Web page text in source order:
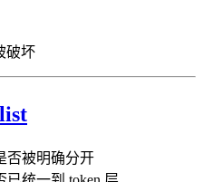
破坏
否被明确分开